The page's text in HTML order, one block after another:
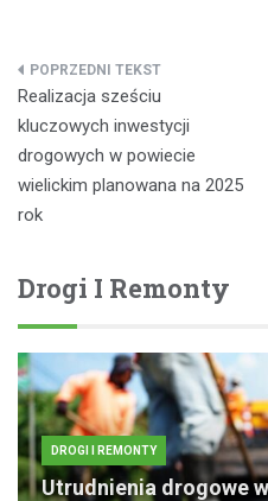
Nawigacja
wpisu
Realizacja sześciu
kluczowych inwestycji
drogowych w powiecie
wielickim planowana na 2025
rok
Drogi I Remonty
DROGI I REMONTY
Utrudnienia drogowe